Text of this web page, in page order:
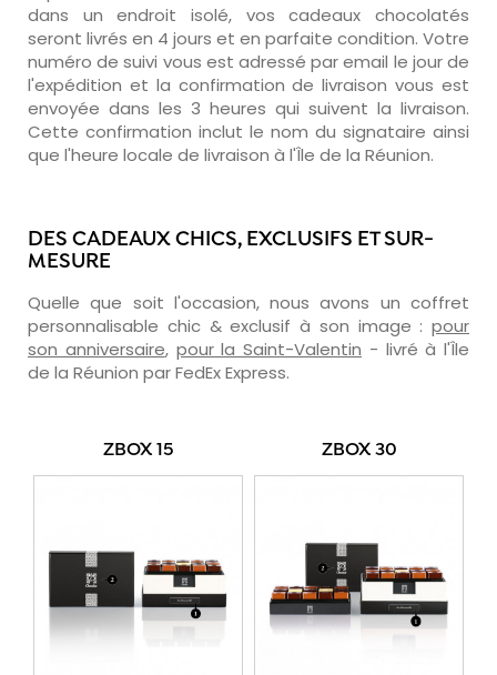
dans un endroit isolé, vos cadeaux chocolatés
seront livrés en 4 jours et en parfaite condition. Votre
numéro de suivi vous est adressé par email le jour de
l'expédition et la confirmation de livraison vous est
envoyée dans les 3 heures qui suivent la livraison.
Cette confirmation inclut le nom du signataire ainsi
que l'heure locale de livraison à l'Île de la Réunion.
DES CADEAUX CHICS, EXCLUSIFS ET SUR-
MESURE
Quelle que soit l'occasion, nous avons un coffret
personnalisable chic & exclusif à son image : pour
son anniversaire, pour la Saint-Valentin - livré à l'Île
de la Réunion par FedEx Express.
ZBOX 15 ZBOX 30